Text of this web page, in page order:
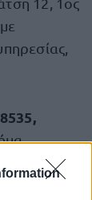
12,
2022267).